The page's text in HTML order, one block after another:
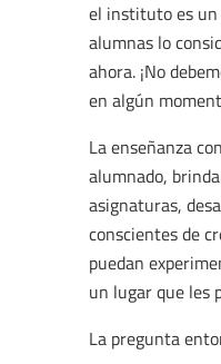
el instituto es un
alumnas lo
ahora. ¡No
en algún
La enseñanza
alumnado,
asignaturas,
conscientes de
puedan
un lugar que les
La pregunta